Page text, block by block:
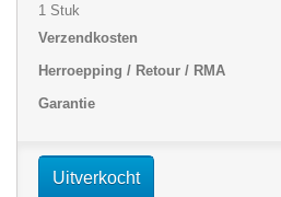
1 Stuk
Verzendkosten
Herroepping / Retour / RMA
Garantie
Uitverkocht